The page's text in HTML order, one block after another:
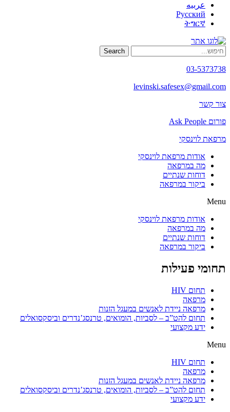
عربيه
Русский
ትግርኛ
Search
03-5373738
levinski.safesex@gmail.com
צור קשר
פורום Ask People
מרפאת לוינסקי
אודות מרפאת לוינסקי
מה במרפאה
דוחות שנתיים
ביקור במרפאה
Menu
אודות מרפאת לוינסקי
מה במרפאה
דוחות שנתיים
ביקור במרפאה
תחומי פעילות
תחום HIV
מרפאה
מרפאה ניידת לאנשים במעגל הזנות
תחום להט”ב – לסביות, הומואים, טרנסג’נדרים וביסקסואלים
ידע מקצועי
Menu
תחום HIV
מרפאה
מרפאה ניידת לאנשים במעגל הזנות
תחום להט”ב – לסביות, הומואים, טרנסג’נדרים וביסקסואלים
ידע מקצועי